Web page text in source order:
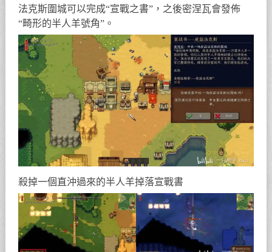
法克斯圍城可以完成“宣戰之書”，之後密涅瓦會發佈
“畸形的半人羊號角”。
殺掉一個直沖過來的半人羊掉落宣戰書